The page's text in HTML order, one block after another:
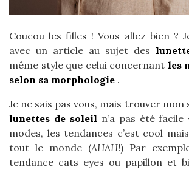
Coucou les filles ! Vous allez bien ?
avec un article au sujet des
même style que celui concernant les
selon sa morphologie .
Je ne sais pas vous, mais trouver
lunettes de soleil n’a pas été
modes, les tendances c’est cool
tout le monde (AHAH!) Par
tendance cats eyes ou papillon et